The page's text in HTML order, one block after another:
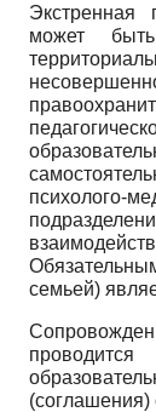
Экстренная
может
семьей)
(соглашения)